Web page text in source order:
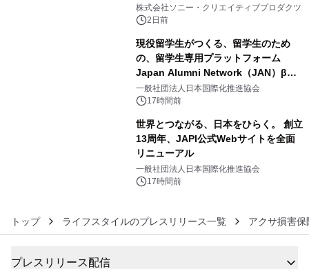
ラボレーション サウナイキタイコラ
ボグッズも発売決定！
株式会社ソニー・クリエイティブプロダクツ
2日前
現役留学生がつくる、留学生のため
の、留学生専用プラットフォーム
Japan Alumni Network（JAN）β版
をリリース
一般社団法人日本国際化推進協会
17時間前
世界とつながる、日本をひらく。 創立
13周年、JAPI公式Webサイトを全面
リニューアル
一般社団法人日本国際化推進協会
17時間前
トップ ライフスタイルのプレスリリース一覧 アクサ損害
プレスリリース配信